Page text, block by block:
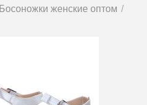
Босоножки женские оптом /